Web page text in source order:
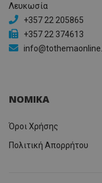
Λευκωσία
+357 22 205865
+357 22 374613
ΝΟΜΙΚΑ
Όροι Χρήσης
Πολιτική Απορρήτου